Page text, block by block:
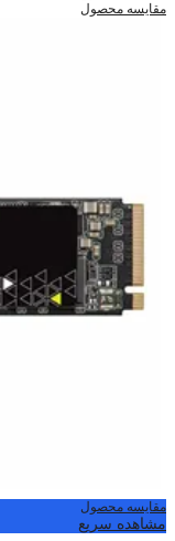
مقایسه محصول
مقایسه محصول
مشاهده سریع